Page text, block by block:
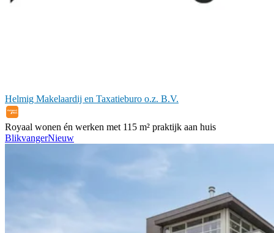
Helmig Makelaardij en Taxatieburo o.z. B.V.
Royaal wonen én werken met 115 m² praktijk aan huis
BlikvangerNieuw